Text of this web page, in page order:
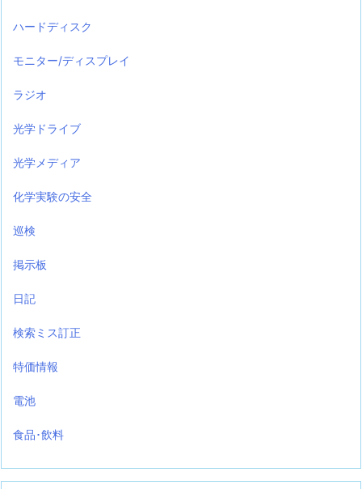
ハードディスク
モニター/ディスプレイ
ラジオ
光学ドライブ
光学メディア
化学実験の安全
巡検
掲示板
日記
検索ミス訂正
特価情報
電池
食品･飲料